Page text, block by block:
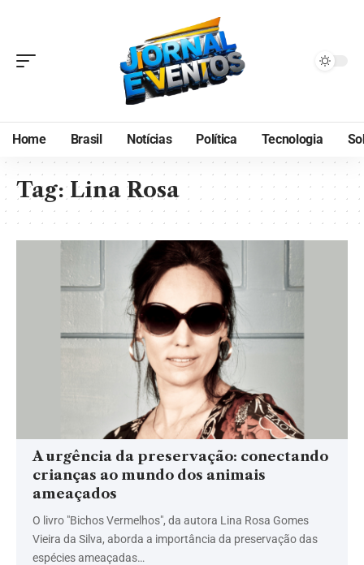
Home Brasil Notícias Política Tecnologia
Tag:Lina Rosa
A urgência da preservação: conectando
crianças ao mundo dos animais
ameaçados
O livro "Bichos Vermelhos", da autora Lina Rosa Gomes
Vieira da Silva, aborda a importância da preservação das
espécies ameaçadas…